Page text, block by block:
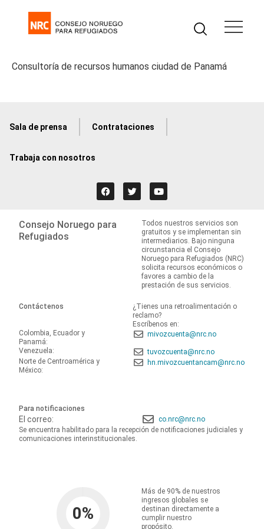
Consultoría de recursos humanos ciudad de Panamá
Sala de prensa Contrataciones
Trabaja con nosotros
Consejo Noruego para
Refugiados
Todos nuestros servicios son
gratuitos y se implementan sin
intermediarios. Bajo ninguna
circunstancia el Consejo
Noruego para Refugiados (NRC)
solicita recursos económicos o
favores a cambio de la
prestación de sus servicios.
Contáctenos
¿Tienes una retroalimentación o
reclamo?
Escríbenos en:
Colombia, Ecuador y
Panamá:
mivozcuenta@nrc.no
Venezuela:
tuvozcuenta@nrc.no
Norte de Centroamérica y
México:
hn.mivozcuentancam@nrc.no
Para notificaciones
El correo:
co.nrc@nrc.no
Se encuentra habilitado para la recepción de notificaciones judiciales y
comunicaciones interinstitucionales.
0%
Más de 90% de nuestros
ingresos globales se
destinan directamente a
cumplir nuestro
propósito.